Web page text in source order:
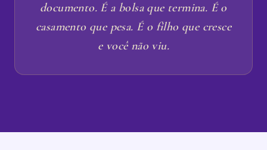
documento. É a bolsa que termina. É o
casamento que pesa. É o filho que cresce
e você não viu.